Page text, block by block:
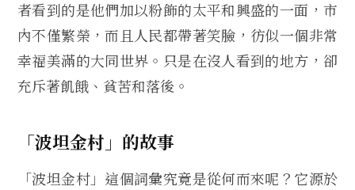
者看到的是他們加以粉飾的太平和興盛的一面，市
內不僅繁榮，而且人民都帶著笑臉，彷似一個非常
幸福美滿的大同世界。只是在沒人看到的地方，卻
充斥著飢餓、貧苦和落後。
「波坦金村」的故事
「波坦金村」這個詞彙究竟是從何而來呢？它源於